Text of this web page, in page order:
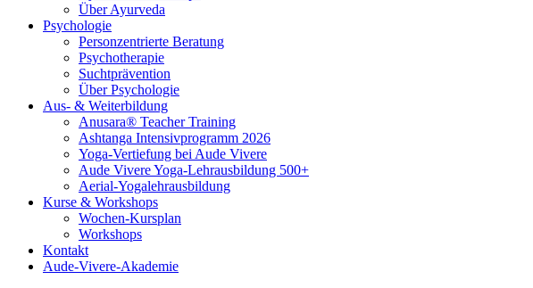
Über Ayurveda
Psychologie
Personzentrierte Beratung
Psychotherapie
Suchtprävention
Über Psychologie
Aus- & Weiterbildung
Anusara® Teacher Training
Ashtanga Intensivprogramm 2026
Yoga-Vertiefung bei Aude Vivere
Aude Vivere Yoga-Lehrausbildung 500+
Aerial-Yogalehrausbildung
Kurse & Workshops
Wochen-Kursplan
Workshops
Kontakt
Aude-Vivere-Akademie